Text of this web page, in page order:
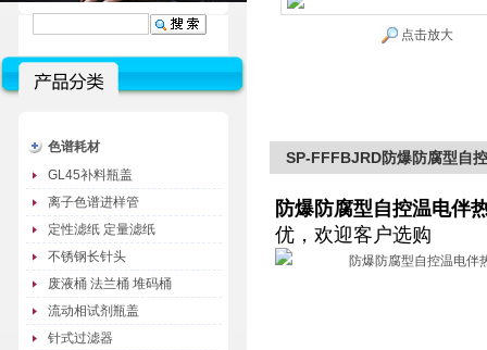
色谱耗材
GL45补料瓶盖
离子色谱进样管
定性滤纸 定量滤纸
不锈钢长针头
废液桶 法兰桶 堆码桶
流动相试剂瓶盖
针式过滤器
点击放大
SP-FFFBJRD防爆防腐型自
防爆防腐型自控温电伴
优，欢迎客户选购